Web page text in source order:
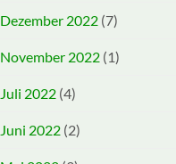
Dezember 2022 (7)
November 2022 (1)
Juli 2022 (4)
Juni 2022 (2)